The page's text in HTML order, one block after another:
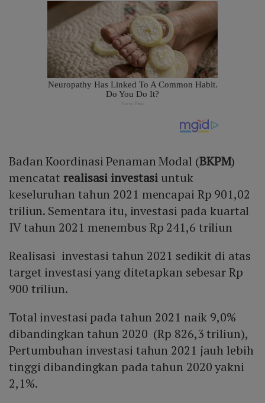
Badan Koordinasi Penaman Modal (BKPM)
mencatatrealisasi investasi untuk
keseluruhan tahun 2021 mencapai Rp 901,02
triliun. Sementara itu, investasi pada kuartal
IV tahun 2021 menembus Rp 241,6 triliun
Realisasi investasi tahun 2021 sedikit di atas
target investasi yang ditetapkan sebesar Rp
900 triliun.
Total investasi pada tahun 2021 naik 9,0%
dibandingkan tahun 2020 (Rp 826,3 triliun),
Pertumbuhan investasi tahun 2021 jauh lebih
tinggi dibandingkan pada tahun 2020 yakni
2,1%.